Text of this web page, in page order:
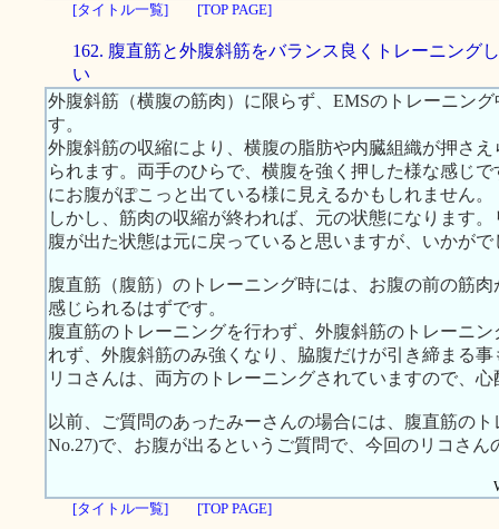
[タイトル一覧] [TOP PAGE]
162. 腹直筋と外腹斜筋をバランス良くトレーニング
い
外腹斜筋（横腹の筋肉）に限らず、EMSのトレーニン
す。
外腹斜筋の収縮により、横腹の脂肪や内臓組織が押さ
られます。両手のひらで、横腹を強く押した様な感じ
にお腹がぽこっと出ている様に見えるかもしれません。
しかし、筋肉の収縮が終われば、元の状態になります
腹が出た状態は元に戻っていると思いますが、いかがで
腹直筋（腹筋）のトレーニング時には、お腹の前の筋
感じられるはずです。
腹直筋のトレーニングを行わず、外腹斜筋のトレーニ
れず、外腹斜筋のみ強くなり、脇腹だけが引き締まる
リコさんは、両方のトレーニングされていますので、
以前、ご質問のあったみーさんの場合には、腹直筋の
No.27)で、お腹が出るというご質問で、今回のリコさ
[タイトル一覧]
[TOP PAGE]